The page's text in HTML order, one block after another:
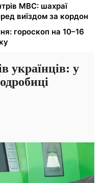
МВС: шахраї
виїздом за кордон
гороскоп на 10–16
українців: у